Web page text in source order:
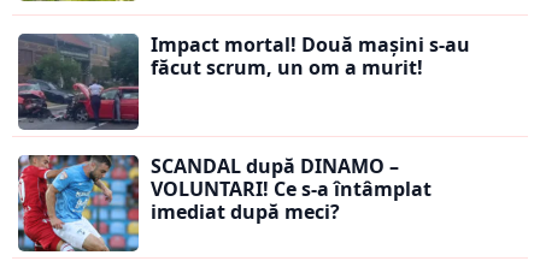
Impact mortal! Două mașini s-au
făcut scrum, un om a murit!
SCANDAL după DINAMO –
VOLUNTARI! Ce s-a întâmplat
imediat după meci?